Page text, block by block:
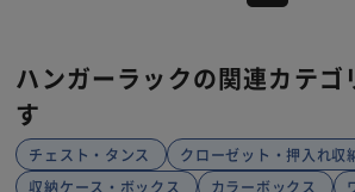
ハンガーラックの関連カテゴ
す
チェスト・タンス
クローゼット・押入れ収
収納ケース・ボックス
カラーボックス